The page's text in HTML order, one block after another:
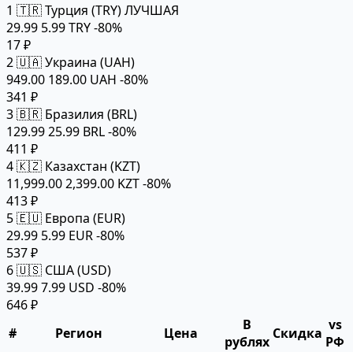
1 🇹🇷 Турция (TRY)ЛУЧШАЯ
29.99 5.99 TRY-80%
17 ₽
2🇺🇦 Украина (UAH)
949.00 189.00 UAH -80%
341 ₽
3🇧🇷 Бразилия (BRL)
129.9925.99 BRL-80%
411 ₽
4🇰🇿 Казахстан (KZT)
11,999.002,399.00 KZT-80%
413 ₽
5🇪🇺 Европа (EUR)
29.99 5.99 EUR-80%
537 ₽
6🇺🇸 США (USD)
39.997.99 USD -80%
646 ₽
#
Регион Цена
В
рублях Скидка vs
РФ